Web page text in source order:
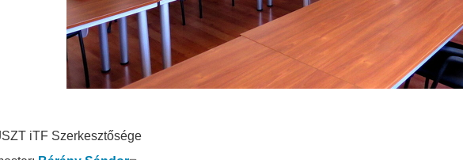
iTF Szerkesztősége